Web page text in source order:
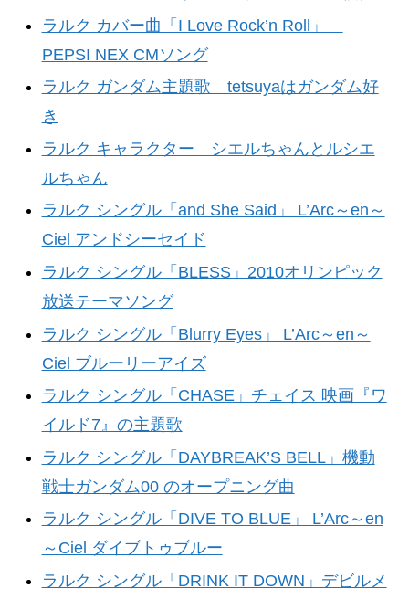
ラルク カバー曲「I Love Rock’n Roll」
PEPSI NEX CMソング
ラルク ガンダム主題歌 tetsuyaはガンダム好
き
ラルク キャラクター シエルちゃんとルシエ
ルちゃん
ラルク シングル「and She Said」 L’Arc～en～
Ciel アンドシーセイド
ラルク シングル「BLESS」2010オリンピック
放送テーマソング
ラルク シングル「Blurry Eyes」 L’Arc～en～
Ciel ブルーリーアイズ
ラルク シングル「CHASE」チェイス 映画『ワ
イルド7』の主題歌
ラルク シングル「DAYBREAK’S BELL」機動
戦士ガンダム00 のオープニング曲
ラルク シングル「DIVE TO BLUE」 L’Arc～en
～Ciel ダイブトゥブルー
ラルク シングル「DRINK IT DOWN」デビルメ